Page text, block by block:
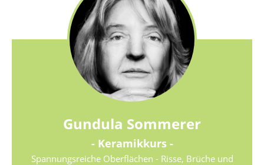
Gundula Sommerer
- Keramikkurs -
Spannungsreiche Oberflächen - Risse, Brüche und